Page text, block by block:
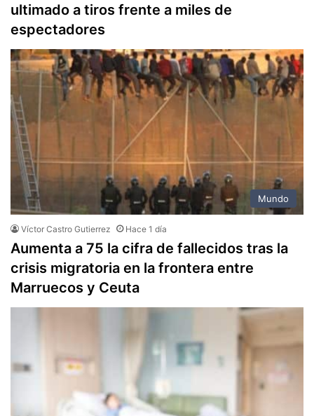
ultimado a tiros frente a miles de
espectadores
Mundo
Víctor Castro Gutierrez Hace 1 día
Aumenta a 75 la cifra de fallecidos tras la
crisis migratoria en la frontera entre
Marruecos y Ceuta